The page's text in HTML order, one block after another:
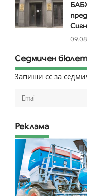
Седмичен
Запиши се за
Реклама